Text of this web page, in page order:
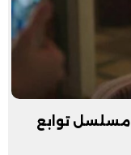
توابع